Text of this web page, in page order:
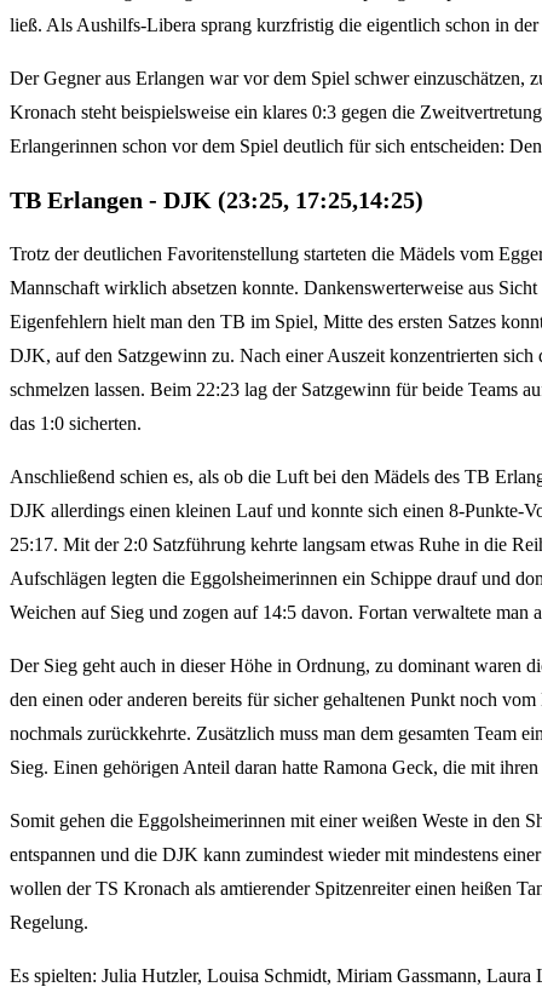
ließ. Als Aushilfs-Libera sprang kurzfristig die eigentlich schon in
Der Gegner aus Erlangen war vor dem Spiel schwer
Kronach steht beispielsweise ein klares 0:3 gegen die
Erlangerinnen schon vor dem Spiel deutlich für sich entscheiden:
TB Erlangen - DJK (23:25, 17:25,14:25)
Trotz der deutlichen Favoritenstellung starteten die Mädels vom
Mannschaft wirklich absetzen konnte. Dankenswerterweise aus
Eigenfehlern hielt man den TB im Spiel, Mitte des ersten Satzes
DJK, auf den Satzgewinn zu. Nach einer Auszeit konzentrierten
schmelzen lassen. Beim 22:23 lag der Satzgewinn für beide Teams
das 1:0 sicherten.
Anschließend schien es, als ob die Luft bei den Mädels des TB
DJK allerdings einen kleinen Lauf und konnte sich einen 8-Punkte-
25:17. Mit der 2:0 Satzführung kehrte langsam etwas Ruhe in die
Aufschlägen legten die Eggolsheimerinnen ein Schippe drauf und
Weichen auf Sieg und zogen auf 14:5 davon. Fortan verwaltete
Der Sieg geht auch in dieser Höhe in Ordnung, zu dominant waren
den einen oder anderen bereits für sicher gehaltenen Punkt noch
nochmals zurückkehrte. Zusätzlich muss man dem gesamten Team
Sieg. Einen gehörigen Anteil daran hatte Ramona Geck, die mit
Somit gehen die Eggolsheimerinnen mit einer weißen Weste in den
entspannen und die DJK kann zumindest wieder mit mindestens
wollen der TS Kronach als amtierender Spitzenreiter einen heißen
Regelung.
Es spielten: Julia Hutzler, Louisa Schmidt, Miriam Gassmann,